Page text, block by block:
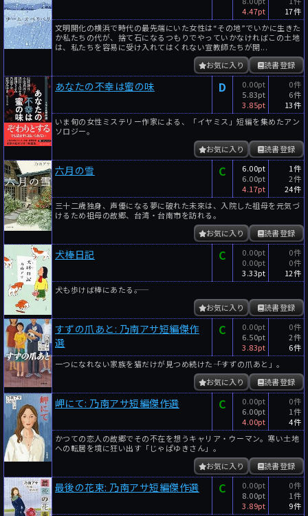
4.47pt
17件
文明開化の横浜で時代の最先端にいた女性は“その地”でいかに生きた
か私たちの代が、捨て石になるつもりでやっていかなければこの土地
は、私たちを容易に受け入れてはくれない宣教師たちが開...
読書登録
お気に入り
あなたの不幸は蜜の味 D
0.00pt
5.83pt
3.85pt
0件
6件
13件
いま旬の女性ミステリー作家による、「イヤミス」短編を集めたアン
ソロジー。
読書登録
お気に入り
六月の雪 C
6.00pt
6.00pt
4.17pt
1件
2件
24件
三十二歳独身、声優になる夢に破れた未來は、入院した祖母を元気づ
けるため祖母の故郷、台湾・台南市を訪れる。
読書登録
お気に入り
犬棒日記 C
0.00pt
0.00pt
3.33pt
0件
0件
12件
犬も歩けば棒にあたる――。
読書登録
お気に入り
すずの爪あと: 乃南アサ短編傑作
選
C
0.00pt
6.50pt
3.83pt
0件
2件
6件
一つになれない家族を猫だけが見つめ続けた――「すずの爪あと」。
読書登録
お気に入り
岬にて: 乃南アサ短編傑作選 C
0.00pt
6.00pt
4.00pt
0件
1件
4件
かつての恋人の故郷でその不在を想うキャリア・ウーマン。寒い土地
への転居を境に狂い出す「じゃぱゆきさん」。
読書登録
お気に入り
最後の花束: 乃南アサ短編傑作選 C
0.00pt
8.00pt
3.89pt
0件
1件
9件